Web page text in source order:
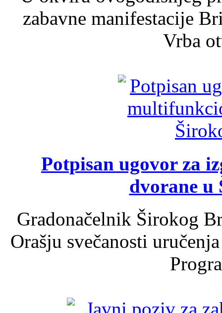
zabavne manifestacije
Vrba
Potpisan ugovor za
dvorane u
Gradonačelnik Širokog
Orašju svečanosti